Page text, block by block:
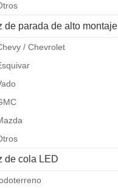
de parada de alto montaje
/ Chevrolet
de cola LED